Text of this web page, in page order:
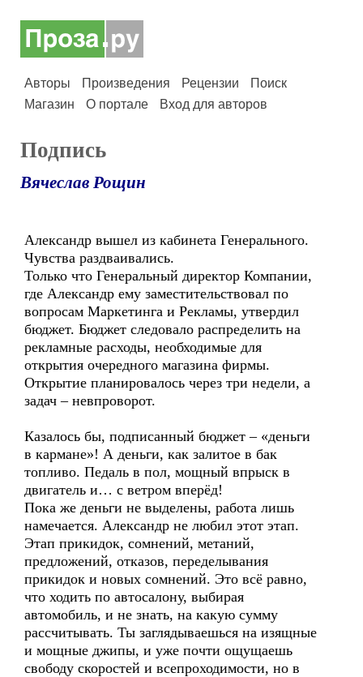
Авторы Произведения Рецензии
Поиск
Магазин
О портале Вход для авторов
Подпись
Вячеслав Рощин
Александр вышел из кабинета Генерального.
Чувства раздваивались.
Только что Генеральный директор Компании,
где Александр ему заместительствовал по
вопросам Маркетинга и Рекламы, утвердил
бюджет. Бюджет следовало распределить на
рекламные расходы, необходимые для
открытия очередного магазина фирмы.
Открытие планировалось через три недели, а
задач – невпроворот.
Казалось бы, подписанный бюджет – «деньги
в кармане»! А деньги, как залитое в бак
топливо. Педаль в пол, мощный впрыск в
двигатель и… с ветром вперёд!
Пока же деньги не выделены, работа лишь
намечается. Александр не любил этот этап.
Этап прикидок, сомнений, метаний,
предложений, отказов, переделывания
прикидок и новых сомнений. Это всё равно,
что ходить по автосалону, выбирая
автомобиль, и не знать, на какую сумму
рассчитывать. Ты заглядываешься на изящные
и мощные джипы, и уже почти ощущаешь
свободу скоростей и всепроходимости, но в